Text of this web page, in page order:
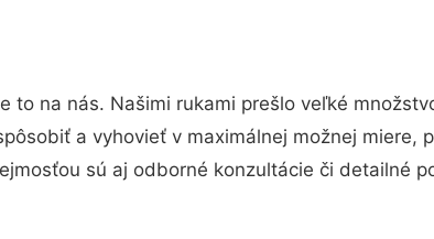
to na nás. Našimi rukami prešlo veľké
a vyhovieť v maximálnej možnej miere,
sú aj odborné konzultácie či detailné